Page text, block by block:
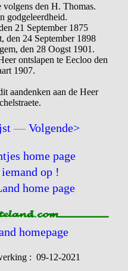
den H. Thomas.
godgeleerdheid.
21 September 1875
den 24 September 1898
den 28 Oogst 1901.
ontslapen te Eecloo den
1907.
aandenken aan de Heer
—Volgende>
home page
op !
home page
homepage
: 09-12-2021